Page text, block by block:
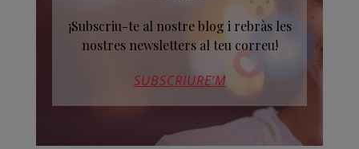
¡Subscriu-te al nostre blog i rebràs les
nostres newsletters al teu correu!
SUBSCRIURE’M